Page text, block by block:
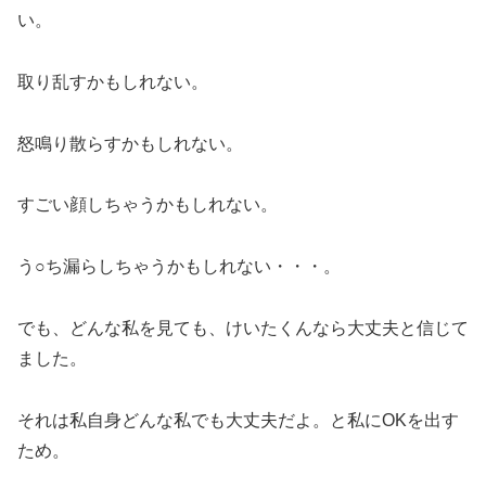
い。
取り乱すかもしれない。
怒鳴り散らすかもしれない。
すごい顔しちゃうかもしれない。
う○ち漏らしちゃうかもしれない・・・。
でも、どんな私を見ても、けいたくんなら大丈夫と信じて
ました。
それは私自身どんな私でも大丈夫だよ。と私にOKを出す
ため。